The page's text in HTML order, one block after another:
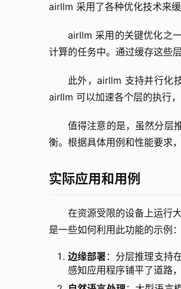
airllm 采用了各种优化技术来
airllm 采用的关键优化之
计算的任务中。通过缓存这些
此外，airllm 支持并行化
airllm 可以加速各个层的执行
值得注意的是，虽然分层
衡。根据具体用例和性能要求
实际应用和用例
在资源受限的设备上运行
是一些如何利用此功能的示例：
边缘部署：分层推理支持
感知应用程序铺平了道路